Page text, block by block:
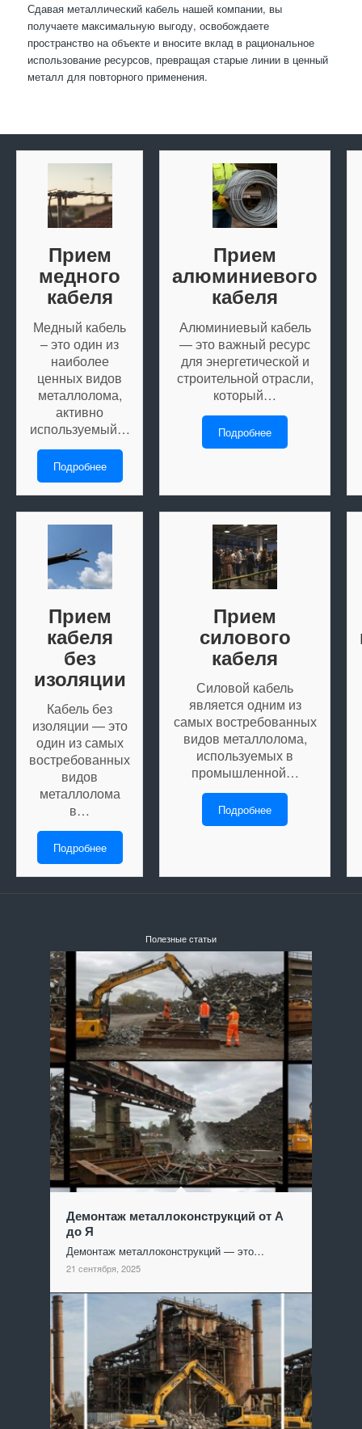
Сдавая металлический кабель нашей компании, вы
получаете максимальную выгоду, освобождаете
пространство на объекте и вносите вклад в рациональное
использование ресурсов, превращая старые линии в ценный
металл для повторного применения.
Прием
медного
кабеля
Медный кабель
– это один из
наиболее
ценных видов
металлолома,
активно
используемый…
Подробнее
Прием
алюминиевого
кабеля
Алюминиевый кабель
— это важный ресурс
для энергетической и
строительной отрасли,
который…
Подробнее
Прием
кабеля
без
изоляции
Кабель без
изоляции — это
один из самых
востребованных
видов
металлолома
в…
Подробнее
Прием
силового
кабеля
Силовой кабель
является одним из
самых востребованных
видов металлолома,
используемых в
промышленной…
Подробнее
Полезные статьи
Демонтаж металлоконструкций от А
до Я
Демонтаж металлоконструкций — это…
21 сентября, 2025